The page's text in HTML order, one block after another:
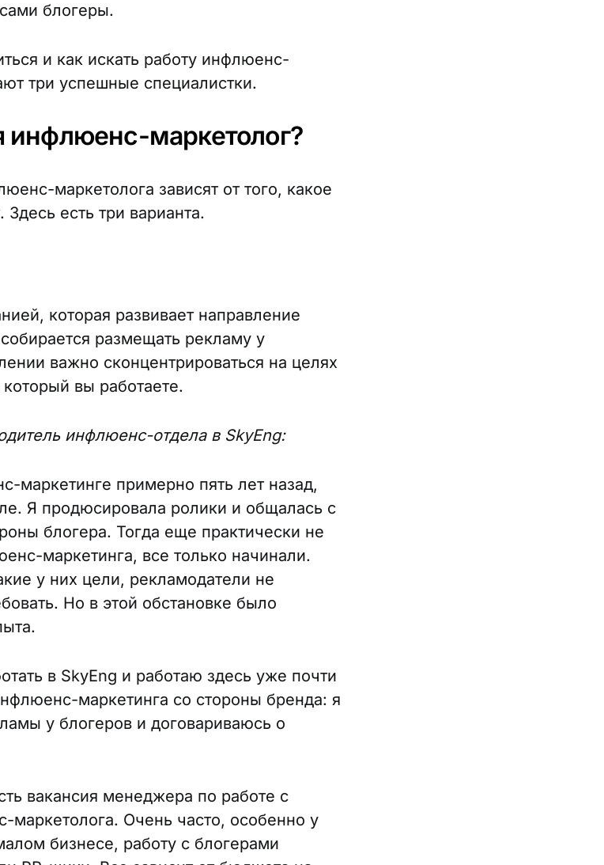
блогеры.
и как искать работу инфлюенс-
три успешные специалистки.
инфлюенс-маркетолог?
маркетолога зависят от того, какое
есть три варианта.
которая развивает направление
размещать рекламу у
важно сконцентрироваться на целях
вы работаете.
инфлюенс-отдела в SkyEng:
маркетинге примерно пять лет назад,
Я продюсировала ролики и общалась с
блогера. Тогда еще практически не
маркетинга, все только начинали.
у них цели, рекламодатели не
Но в этой обстановке было
в SkyEng и работаю здесь уже почти
маркетинга со стороны бренда: я
у блогеров и договариваюсь о
вакансия менеджера по работе с
Очень часто, особенно у
бизнесе, работу с блогерами